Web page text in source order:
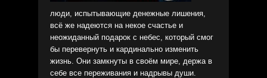
люди, испытывающие денежные лишения,
всё же надеются на некое счастье и
неожиданный подарок с небес, который смог
бы перевернуть и кардинально изменить
жизнь. Они замкнуты в своём мире, держа в
себе все переживания и надрывы души.